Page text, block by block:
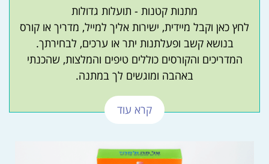
מתנות קטנות - תועלות גדולות
לחץ כאן וקבל מיידית, ישירות אליך למייל, מדריך או קורס
בנושא קשב ופעלתנות יתר או ערכים, לבחירתך.
המדריכים והקורסים כוללים טיפים והמלצות, שהכנתי
באהבה ומוגשים לך במתנה.
קרא עוד